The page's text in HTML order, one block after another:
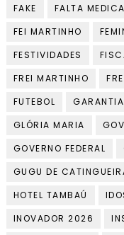
FAKE
FALTA
FEI MARTINHO
FESTIVIDADES
FREI MARTINHO
FUTEBOL
GARANTIA
GLÓRIA MARIA
GOVERNO FEDERAL
GUGU DE
HOTEL TAMBAÚ
INOVADOR 2026